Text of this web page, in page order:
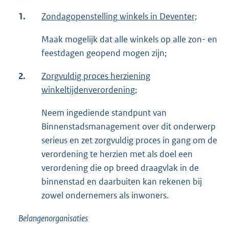
1. Zondagopenstellingwinkels in Deventer;
Maak mogelijk dat alle winkels op alle zon- en
feestdagen geopend mogen zijn;
2.
Zorgvuldig proces herziening
winkeltijdenverordening;
Neem ingediende standpunt van
Binnenstadsmanagement over dit onderwerp
serieus en zet zorgvuldig proces in gang om de
verordening te herzien met als doel een
verordening die op breed draagvlak in de
binnenstad en daarbuiten kan rekenen bij
zowel ondernemers als inwoners.
Belangenorganisaties